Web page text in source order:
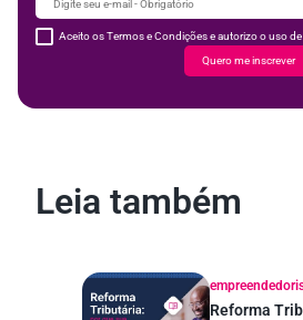
Aceito os Termos e Condições e autorizo o uso
Quero me inscrever
Leia também
Reforma